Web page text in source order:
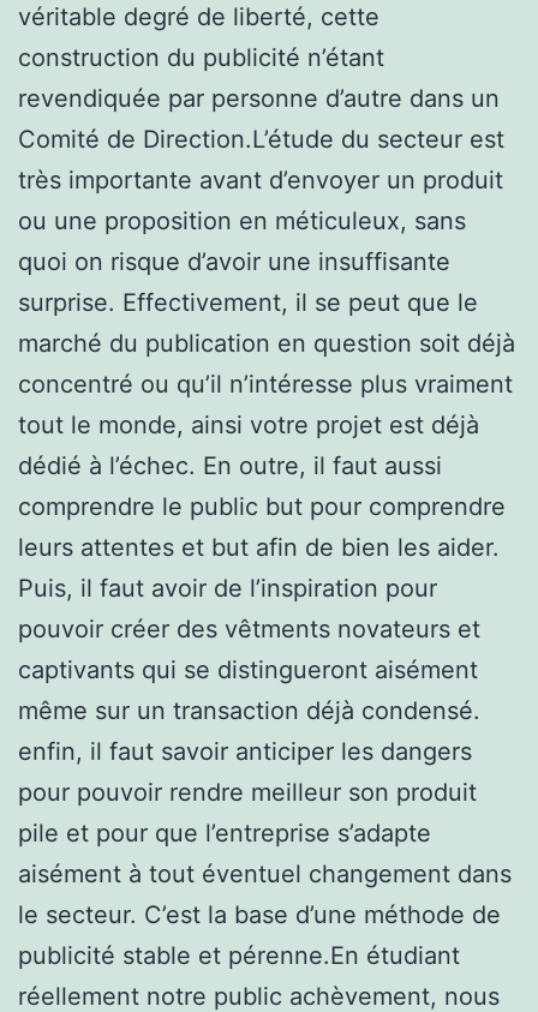
véritable degré de liberté, cette
construction du publicité n’étant
revendiquée par personne d’autre dans un
Comité de Direction.L’étude du secteur est
très importante avant d’envoyer un produit
ou une proposition en méticuleux, sans
quoi on risque d’avoir une insuffisante
surprise. Effectivement, il se peut que le
marché du publication en question soit déjà
concentré ou qu’il n’intéresse plus vraiment
tout le monde, ainsi votre projet est déjà
dédié à l’échec. En outre, il faut aussi
comprendre le public but pour comprendre
leurs attentes et but afin de bien les aider.
Puis, il faut avoir de l’inspiration pour
pouvoir créer des vêtments novateurs et
captivants qui se distingueront aisément
même sur un transaction déjà condensé.
enfin, il faut savoir anticiper les dangers
pour pouvoir rendre meilleur son produit
pile et pour que l’entreprise s’adapte
aisément à tout éventuel changement dans
le secteur. C’est la base d’une méthode de
publicité stable et pérenne.En étudiant
réellement notre public achèvement, nous